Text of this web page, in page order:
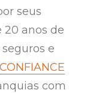
seus
20 anos de
e
CONFIANCE
com